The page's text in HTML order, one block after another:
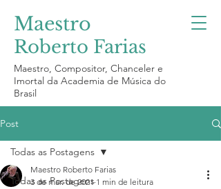
Maestro
Roberto Farias
Maestro, Compositor, Chanceler e
Imortal da Academia de Música do
Brasil
Post
Todas as Postagens
Todas as Postagens
Maestro Roberto Farias
3 de mar. de 2021 1 min de leitura